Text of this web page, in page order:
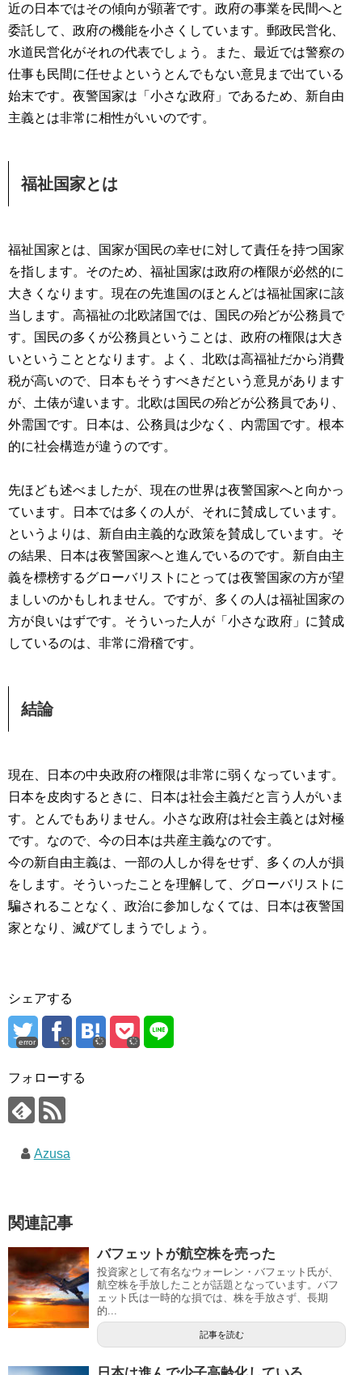
近の日本ではその傾向が顕著です。政府の事業を民間へと
委託して、政府の機能を小さくしています。郵政民営化、
水道民営化がそれの代表でしょう。また、最近では警察の
仕事も民間に任せよというとんでもない意見まで出ている
始末です。夜警国家は「小さな政府」であるため、新自由
主義とは非常に相性がいいのです。
福祉国家とは
福祉国家とは、国家が国民の幸せに対して責任を持つ国家
を指します。そのため、福祉国家は政府の権限が必然的に
大きくなります。現在の先進国のほとんどは福祉国家に該
当します。高福祉の北欧諸国では、国民の殆どが公務員で
す。国民の多くが公務員ということは、政府の権限は大き
いということとなります。よく、北欧は高福祉だから消費
税が高いので、日本もそうすべきだという意見があります
が、土俵が違います。北欧は国民の殆どが公務員であり、
外需国です。日本は、公務員は少なく、内需国です。根本
的に社会構造が違うのです。
先ほども述べましたが、現在の世界は夜警国家へと向かっ
ています。日本では多くの人が、それに賛成しています。
というよりは、新自由主義的な政策を賛成しています。そ
の結果、日本は夜警国家へと進んでいるのです。新自由主
義を標榜するグローバリストにとっては夜警国家の方が望
ましいのかもしれません。ですが、多くの人は福祉国家の
方が良いはずです。そういった人が「小さな政府」に賛成
しているのは、非常に滑稽です。
結論
現在、日本の中央政府の権限は非常に弱くなっています。
日本を皮肉するときに、日本は社会主義だと言う人がいま
す。とんでもありません。小さな政府は社会主義とは対極
です。なので、今の日本は共産主義なのです。
今の新自由主義は、一部の人しか得をせず、多くの人が損
をします。そういったことを理解して、グローバリストに
騙されることなく、政治に参加しなくては、日本は夜警国
家となり、滅びてしまうでしょう。
シェアする
error
フォローする
Azusa
関連記事
バフェットが航空株を売った
投資家として有名なウォーレン・バフェット氏が、
航空株を手放したことが話題となっています。バフ
ェット氏は一時的な損では、株を手放さず、長期
的...
記事を読む